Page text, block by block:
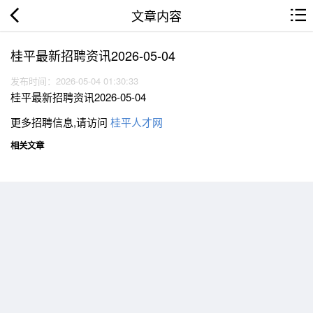
文章内容
桂平最新招聘资讯2026-05-04
发布时间：2026-05-04 01:30:33
桂平最新招聘资讯2026-05-04
更多招聘信息,请访问 桂平人才网
相关文章